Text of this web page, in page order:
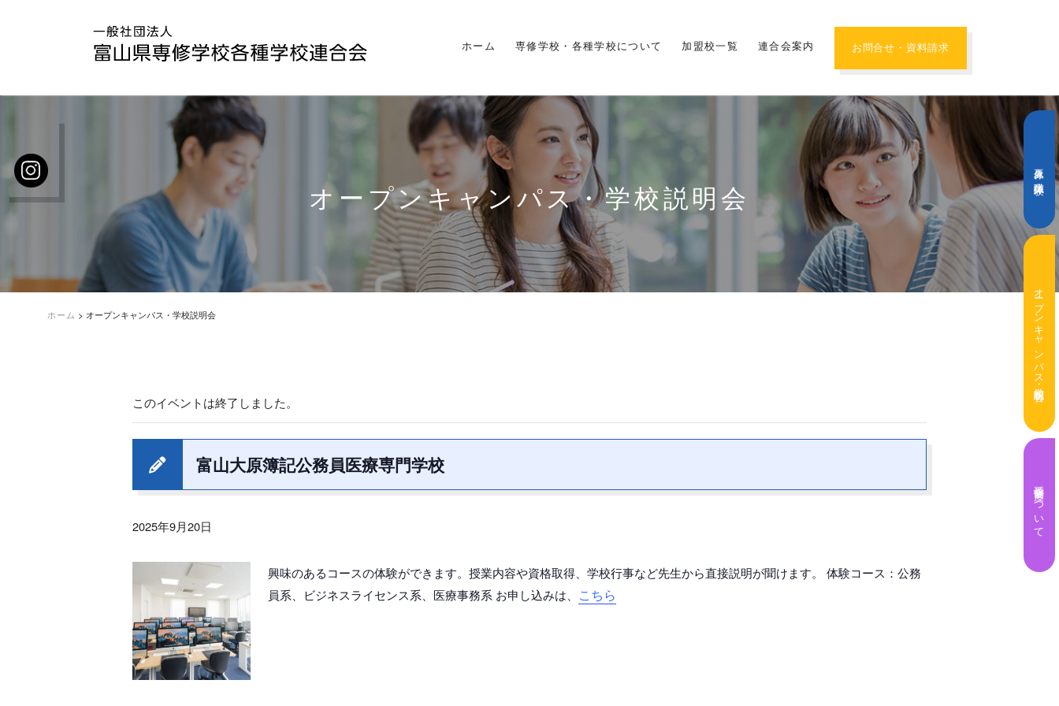
ホーム 専修学校・各種学校について 加盟校一覧 連合会案内 お問合せ・資料請求
オープンキャンパス・学校説明会
ホーム > オープンキャンパス・学校説明会
このイベントは終了しました。
富山大原簿記公務員医療専門学校
2025年9月20日
興味のあるコースの体験ができます。授業内容や資格取得、学校行事など先生から直接説明が聞けます。 体験コース：公務
員系、ビジネスライセンス系、医療事務系 お申し込みは、 こちら
夏休み職業体験
オープンキャンパス・学校説明会
奨学金制度について